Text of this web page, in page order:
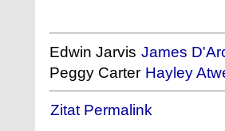
Edwin Jarvis James
Peggy Carter Hayley
Zitat Permalink